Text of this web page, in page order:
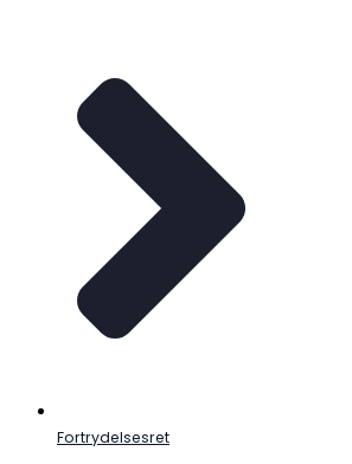
Fortrydelsesret